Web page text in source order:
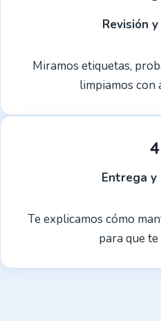
Revisión
Miramos etiquetas,
limpiamos con
4
Entrega y
Te explicamos cómo
para que te